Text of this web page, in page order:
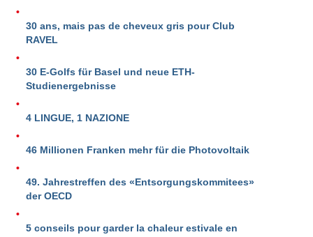
30 ans, mais pas de cheveux gris pour Club
RAVEL
30 E-Golfs für Basel und neue ETH-
Studienergebnisse
4 LINGUE, 1 NAZIONE
46 Millionen Franken mehr für die Photovoltaik
49. Jahrestreffen des «Entsorgungskommitees»
der OECD
5 conseils pour garder la chaleur estivale en